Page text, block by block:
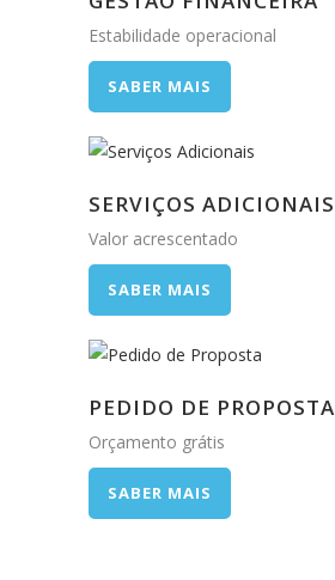
Estabilidade operacional
SABER MAIS
SERVIÇOS ADICIONAIS
Valor acrescentado
SABER MAIS
PEDIDO DE PROPOSTA
Orçamento grátis
SABER MAIS